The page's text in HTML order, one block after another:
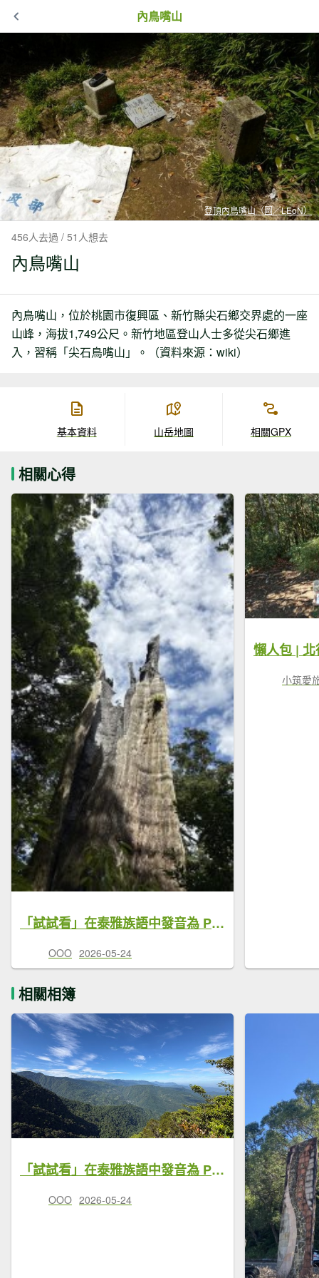
內鳥嘴山
登頂內鳥嘴山（圖／LEoN）
456人去過 / 51人想去
內鳥嘴山
內鳥嘴山，位於桃園市復興區、新竹縣尖石鄉交界處的一座
山峰，海拔1,749公尺。新竹地區登山人士多從尖石鄉進
入，習稱「尖石鳥嘴山」。（資料來源：wiki）
基本資料 山岳地圖 相關GPX
相關心得
「試試看」在泰雅族語中發音為 Ptlaman
OOO 2026-05-24
懶人包 |
小筑愛
相關相簿
「試試看」在泰雅族語中發音為 Ptlaman
OOO 2026-05-24